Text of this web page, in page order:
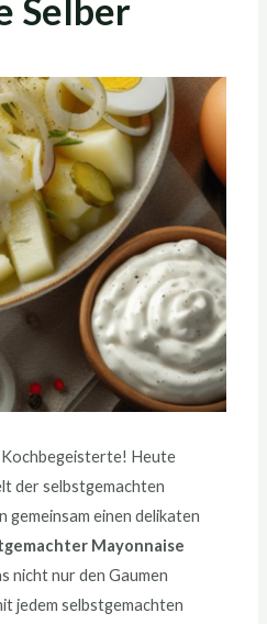
Selber
Kochbegeisterte! Heute
der selbstgemachten
einen delikaten
Mayonnaise
nicht nur den Gaumen
jedem selbstgemachten